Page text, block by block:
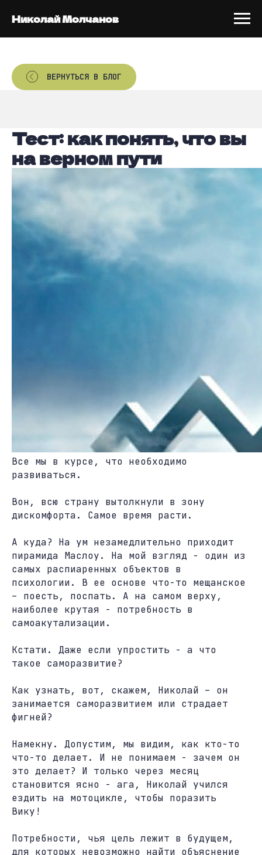
Николай Молчанов
ВЕРНУТЬСЯ В БЛОГ
Тест: как понять, что вы
на верном пути
Все мы в курсе, что необходимо
развиваться.
Вон, всю страну вытолкнули в зону
дискомфорта. Самое время расти.
А куда? На ум незамедлительно приходит
пирамида Маслоу. На мой взгляд - один из
самых распиаренных объектов в
психологии. В ее основе что-то мещанское
– поесть, поспать. А на самом верху,
наиболее крутая - потребность в
самоакутализации.
Кстати. Даже если упростить - а что
такое саморазвитие?
Как узнать, вот, скажем, Николай – он
занимается саморазвитием или страдает
фигней?
Намекну. Допустим, мы видим, как кто-то
что-то делает. И не понимаем - зачем он
это делает? И только через месяц
становится ясно - ага, Николай учился
ездить на мотоцикле, чтобы поразить
Вику!
Потребности, чья цель лежит в будущем,
для которых невозможно найти объяснение